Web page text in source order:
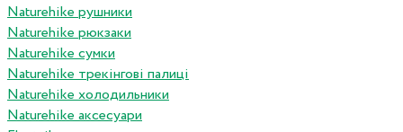
Naturehike рушники
Naturehike рюкзаки
Naturehike сумки
Naturehike трекінгові палиці
Naturehike холодильники
Naturehike аксесуари